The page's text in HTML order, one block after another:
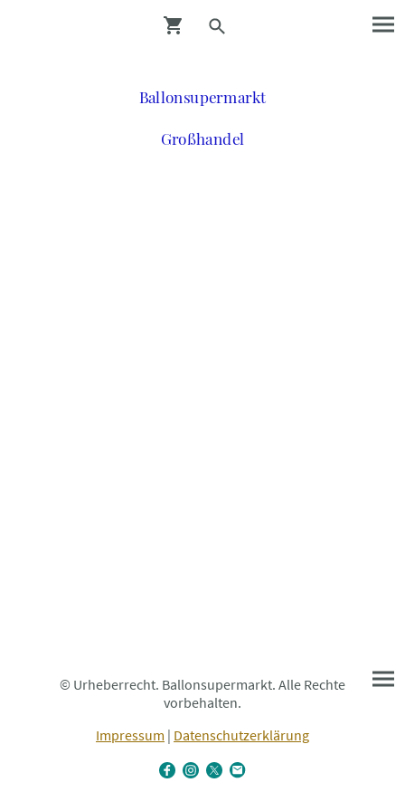
Ballonsupermarkt
Großhandel
© Urheberrecht. Ballonsupermarkt. Alle Rechte
vorbehalten.
Impressum | Datenschutzerklärung